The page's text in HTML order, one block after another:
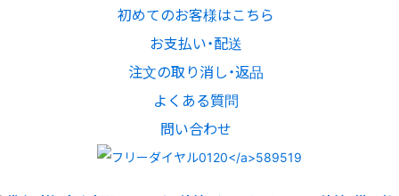
初めてのお客様はこちら
お支払い・配送
注文の取り消し・返品
よくある質問
問い合わせ